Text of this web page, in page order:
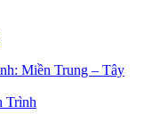
Miền Trung – Tây
Trình